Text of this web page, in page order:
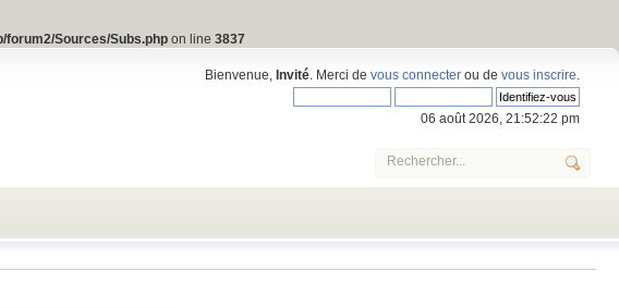
forum2/Sources/Subs.php on line 3837
Bienvenue,Invité . Merci devous connecter ou devous inscrire
06 août 2026, 21:52:22 pm